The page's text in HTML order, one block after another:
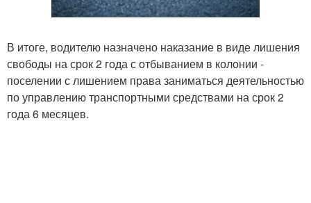
В итоге, водителю назначено наказание в виде лишения
свободы на срок 2 года с отбыванием в колонии -
поселении с лишением права заниматься деятельностью
по управлению транспортными средствами на срок 2
года 6 месяцев.